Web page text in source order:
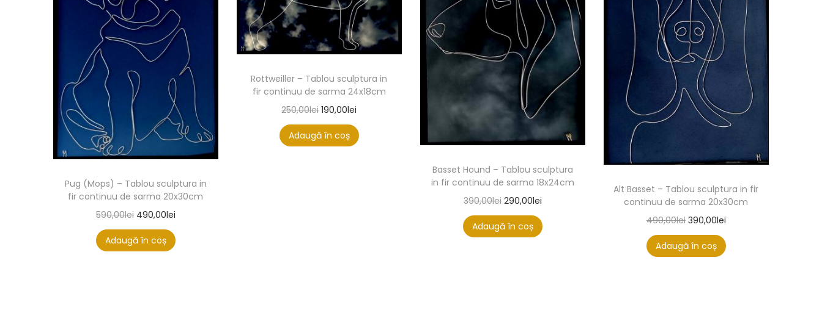
Pug (Mops) – Tablou sculptura in
fir continuu de sarma 20x30cm
590,00lei 490,00lei
Adaugă în coș
Rottweiller – Tablou sculptura in
fir continuu de sarma 24x18cm
250,00lei 190,00lei
Adaugă în coș
Basset Hound – Tablou sculptura
in fir continuu de sarma 18x24cm
390,00lei 290,00lei
Adaugă în coș
Alt Basset – Tablou sculptura in fir
continuu de sarma 20x30cm
490,00lei 390,00lei
Adaugă în coș